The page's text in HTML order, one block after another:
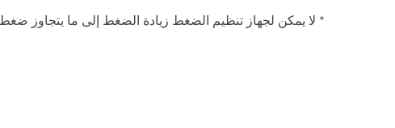
* لا يمكن لجهاز تنظيم الضغط زيادة الضغط إلى ما